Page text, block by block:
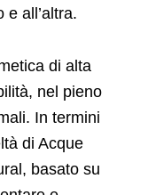
e all’altra.
di alta
nel pieno
In termini
di Acque
basato su